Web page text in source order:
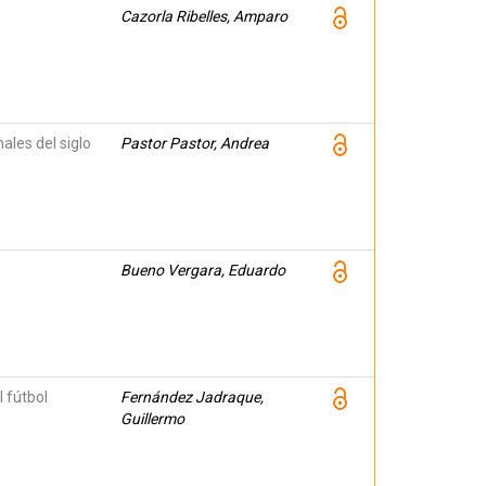
Cazorla Ribelles, Amparo
del siglo Pastor Pastor, Andrea
Bueno Vergara, Eduardo
fútbol
Fernández Jadraque,
Guillermo